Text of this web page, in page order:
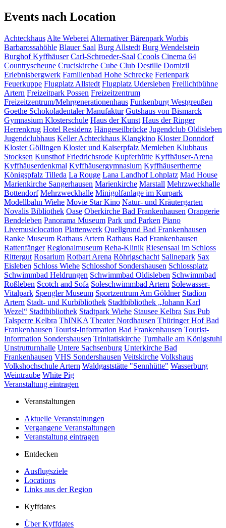
Events nach Location
Achteckhaus Alte Weberei Alternativer Bärenpark Worbis
Barbarossahöhle Blauer Saal Burg Allstedt Burg Wendelstein
Burghof Kyffhäuser Carl-Schroeder-Saal Ccools Cinema 64
Countryscheune Cruciskirche Cube Club Destille Domizil
Erlebnisbergwerk Familienbad Hohe Schrecke Ferienpark
Feuerkuppe Flugplatz Allstedt Flugplatz Udersleben Freilichtbühne
Artern Freizeitpark Possen Freizeitzentrum
Freizeitzentrum/Mehrgenerationenhaus Funkenburg Westgreußen
Goethe Schokoladentaler Manufaktur Gutshaus von Bismarck
Gymnasium Klosterschule Haus der Kunst Haus der Ringer
Herrenkrug Hotel Residenz Hängeseilbrücke Jugendclub Oldisleben
Jugendclubhaus Keller Achteckhaus Klangkino Kloster Donndorf
Kloster Göllingen Kloster und Kaiserpfalz Memleben Klubhaus
Stocksen Kunsthof Friedrichsrode Kupferhütte Kyffhäuser-Arena
Kyffhäuserdenkmal Kyffhäusergymnasium Kyffhäusertherme
Königspfalz Tilleda La Rouge Lana LandhofLohplatz Mad House
Marienkirche Sangerhausen Marienkirche Marstall Mehrzweckhalle
Bottendorf Mehrzweckhalle Minigolfanlage im Kurpark
Modellbahn Wiehe Movie Star Kino Natur- und Kräutergarten
Novalis Bibliothek Oase Oberkirche Bad Frankenhausen Orangerie
Bendeleben Panorama Museum Park und Parken Piano
Livemusiclocation Plattenwerk Quellgrund Bad Frankenhausen
Ranke Museum Rathaus Artern Rathaus Bad Frankenhausen
Rattenfänger Regionalmuseum Reha-Klinik Riesensaal im Schloss
Rittergut Rosarium Rotbart Arena Röhrigschacht Salinepark Sax
Eisleben Schloss Wiehe Schlosshof Sondershausen Schlossplatz
Schwimmbad Heldrungen Schwimmbad Oldisleben Schwimmbad
Roßleben Scotch and Sofa Soleschwimmbad Artern Solewasser-
Vitalpark Spengler Museum Sportzentrum Am Göldner Stadion
Artern Stadt- und Kurbibliothek Stadtbibliothek „Johann Karl
Wezel“ Stadtbibliothek Stadtpark Wiehe Stausee Kelbra Sus Pub
Talsperre Kelbra ThINKA Theater Nordhausen Thüringer Hof Bad
Frankenhausen Tourist-Information Bad Frankenhausen Tourist-
Information Sondershausen Trinitatiskirche Turnhalle am Königstuhl
Unstrutturnhalle Untere Sachsenburg Unterkirche Bad
Frankenhausen VHS Sondershausen Veitskirche Volkshaus
Volkshochschule Artern Waldgaststätte "Sennhütte" Wasserburg
Weintraube White Pig
Veranstaltung eintragen
Veranstaltungen
Aktuelle Veranstaltungen
Vergangene Veranstaltungen
Veranstaltung eintragen
Entdecken
Ausflugsziele
Locations
Links aus der Region
Kyffdates
Über Kyffdates